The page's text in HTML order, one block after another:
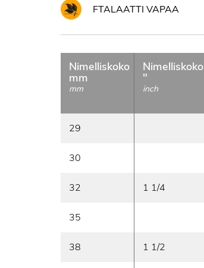
FTALAATTI VAPAA
Nimelliskoko
mm
mm
Nimelliskoko
"
inch
29
30
32 1 1/4
35
38 1 1/2